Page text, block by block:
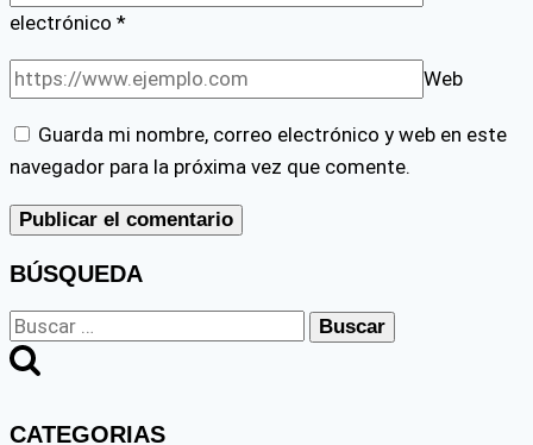
electrónico *
Web
Guarda mi nombre, correo electrónico y web en este
navegador para la próxima vez que comente.
BÚSQUEDA
Buscar:
CATEGORIAS